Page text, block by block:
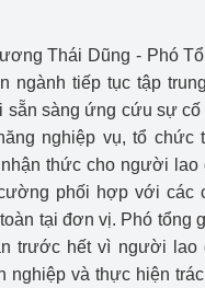
Thái Dũng - Phó
ngành tiếp tục tập
sẵn sàng ứng cứu sự cố
nghiệp vụ, tổ chức
thức cho người lao
phối hợp với các
tại đơn vị. Phó tổng
trước hết vì người lao
nghiệp và thực hiện